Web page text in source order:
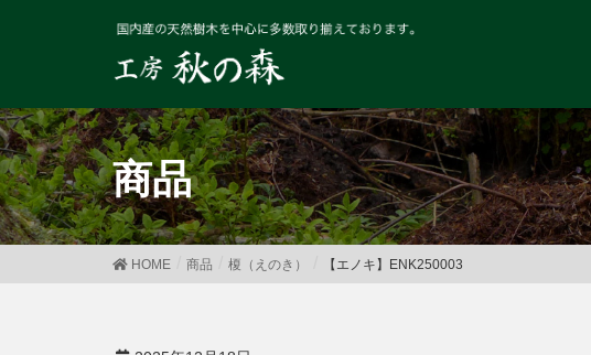
商品
HOME 商品 榎（えのき） 【エノキ】ENK250003